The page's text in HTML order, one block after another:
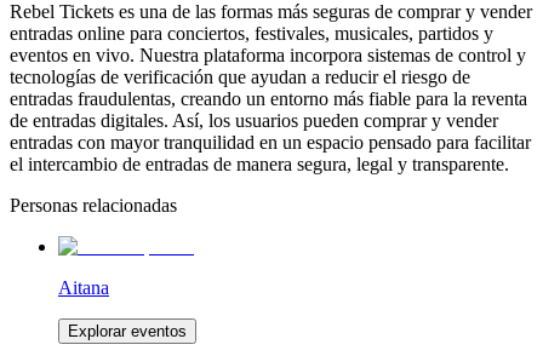
Rebel Tickets es una de las formas más seguras de comprar y vender
entradas online para conciertos, festivales, musicales, partidos y
eventos en vivo. Nuestra plataforma incorpora sistemas de control y
tecnologías de verificación que ayudan a reducir el riesgo de
entradas fraudulentas, creando un entorno más fiable para la reventa
de entradas digitales. Así, los usuarios pueden comprar y vender
entradas con mayor tranquilidad en un espacio pensado para facilitar
el intercambio de entradas de manera segura, legal y transparente.
Personas relacionadas
Aitana
Explorar eventos